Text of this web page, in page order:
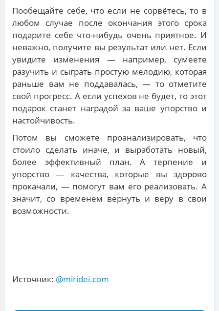
Пообещайте себе, что если не сорвётесь, то в
любом случае после окончания этого срока
подарите себе что-нибудь очень приятное. И
неважно, получите вы результат или нет. Если
увидите изменения — например, сумеете
разучить и сыграть простую мелодию, которая
раньше вам не поддавалась, — то отметите
свой прогресс. А если успехов не будет, то этот
подарок станет наградой за ваше упорство и
настойчивость.
Потом вы сможете проанализировать, что
стоило сделать иначе, и выработать новый,
более эффективный план. А терпение и
упорство — качества, которые вы здорово
прокачали, — помогут вам его реализовать. А
значит, со временем вернуть и веру в свои
возможности.
Источник: @miridei.com